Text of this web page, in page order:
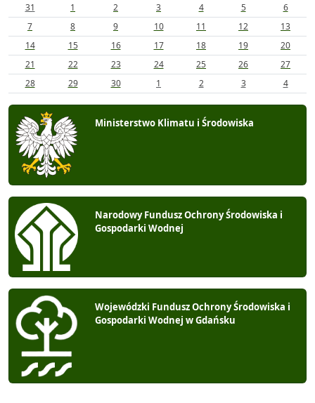
31
1 2 3 4 5
6
7
8 9 10 11 12
13
14
15 16 17 18 19
20
21
22 23 24 25 26
27
28
29 30 1 2 3 4
Ministerstwo Klimatu i Środowiska
Narodowy Fundusz Ochrony Środowiska i
Gospodarki Wodnej
Wojewódzki Fundusz Ochrony Środowiska i
Gospodarki Wodnej w Gdańsku